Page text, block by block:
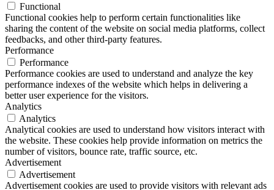
Functional
Functional cookies help to perform certain functionalities like
sharing the content of the website on social media platforms, collect
feedbacks, and other third-party features.
Performance
Performance
Performance cookies are used to understand and analyze the key
performance indexes of the website which helps in delivering a
better user experience for the visitors.
Analytics
Analytics
Analytical cookies are used to understand how visitors interact with
the website. These cookies help provide information on metrics the
number of visitors, bounce rate, traffic source, etc.
Advertisement
Advertisement
Advertisement cookies are used to provide visitors with relevant ads